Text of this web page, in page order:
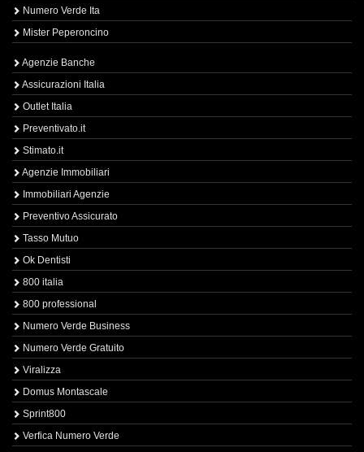
Numero Verde Ita
Mister Peperoncino
Agenzie Banche
Assicurazioni Italia
Outlet Italia
Preventivato.it
Stimato.it
Agenzie Immobiliari
Immobiliari Agenzie
Preventivo Assicurato
Tasso Mutuo
Ok Dentisti
800 italia
800 professional
Numero Verde Business
Numero Verde Gratuito
Viralizza
Domus Montascale
Sprint800
Verfica Numero Verde